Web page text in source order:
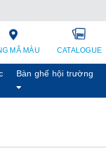
MÃ MÀU CATALOGUE
Bàn ghế hội trường